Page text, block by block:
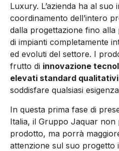
Luxury. L’azienda ha al
coordinamento dell’intero
dalla progettazione fino
di impianti completamente
ed evoluti del settore. I
frutto di innovazione
elevati standard
soddisfare qualsiasi
In questa prima fase di
Italia, il Gruppo Jaquar
prodotto, ma porrà
attenzione sul suo progetto